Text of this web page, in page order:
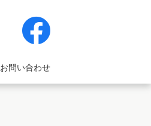
お問い合わせ